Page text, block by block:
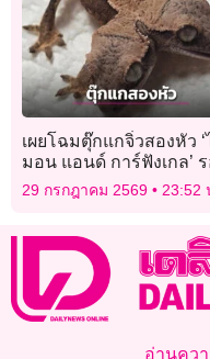
เผยโฉมตุ๊กแกจิ๋วสองหัว ‘
มอน แอนด์ การ์ฟังเกล’
ชีวิตครบ 1 เดือน
29 กรกฎาคม 2569 23:52
อ่านคว